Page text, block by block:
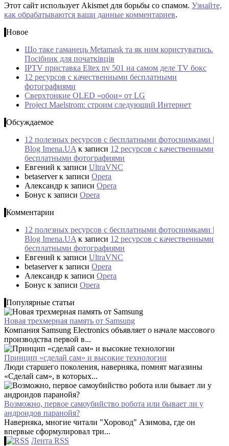
Этот сайт использует Akismet для борьбы со спамом. Узнайте,
как обрабатываются ваши данные комментариев.
Новое
Що таке гаманець Metamask та як ним користуватись.
Посібник для початківців
IPTV приставка Eltex nv 501 на самом деле TV бокс
12 ресурсов с качественными бесплатными
фотографиями
Сверхтонкие OLED «обои» от LG
Project Maelstrom: строим следующий Интернет
Обсуждаемое
12 полезных ресурсов с бесплатными фотоснимками |
Blog Imena.UA к записи 12 ресурсов с качественными
бесплатными фотографиями
Евгений к записи UltraVNC
betaserverк записи Opera
Александр к записи Opera
Бонус к записи Opera
Комментарии
12 полезных ресурсов с бесплатными фотоснимками |
Blog Imena.UA к записи 12 ресурсов с качественными
бесплатными фотографиями
Евгений к записи UltraVNC
betaserverк записи Opera
Александр к записи Opera
Бонус к записи Opera
Популярные статьи
Новая трехмерная память от Samsung
Компания Samsung Electronics объявляет о начале массового
производства первой в...
Принцип «сделай сам» и высокие технологии
Люди старшего поколения, наверняка, помнят магазины
«Сделай сам», в которых...
Возможно, первое самоубийство робота или бывает ли у
андроидов паранойя?
Наверняка, многие читали "Хоровод" Азимова, где он
впервые сформулировал три...
Лента RSS